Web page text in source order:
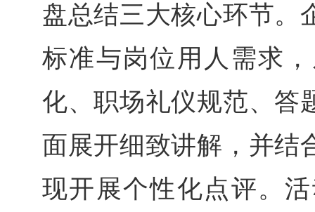
盘总结三大核心环节。
标准与岗位用人需求
化、职场礼仪规范、答
面展开细致讲解，并结
现开展个性化点评。